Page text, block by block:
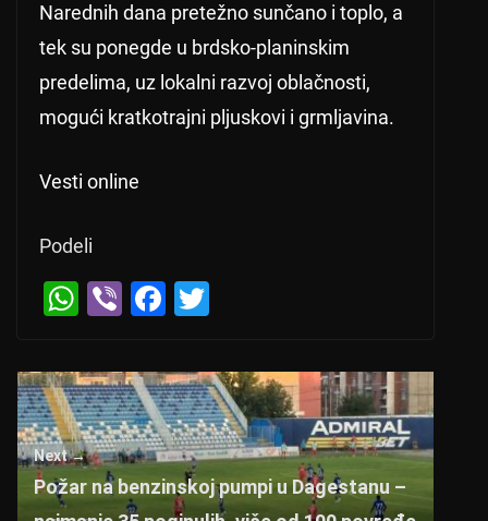
Narednih dana pretežno sunčano i toplo, a
tek su ponegde u brdsko-planinskim
predelima, uz lokalni razvoj oblačnosti,
mogući kratkotrajni pljuskovi i grmljavina.
Vesti online
Podeli
W
at
s
A
p
p
Vi
er
F
c
e
b
o
o
tt
er
Next →
Požar na benzinskoj pumpi u Dagestanu –